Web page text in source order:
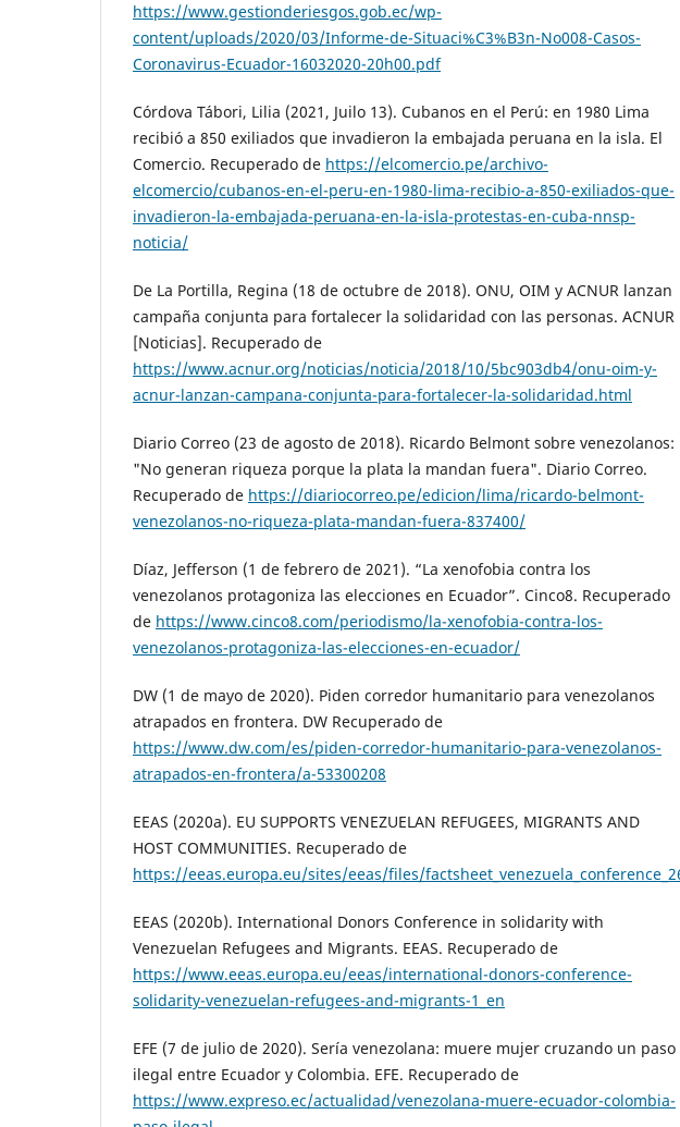
https://www.gestionderiesgos.gob.ec/wp-
content/uploads/2020/03/Informe-de-Situaci%C3%B3n-No008-Casos-
Coronavirus-Ecuador-16032020-20h00.pdf
Córdova Tábori, Lilia (2021, Juilo 13). Cubanos en el Perú: en 1980 Lima
recibió a 850 exiliados que invadieron la embajada peruana en la isla. El
Comercio. Recuperado de https://elcomercio.pe/archivo-
elcomercio/cubanos-en-el-peru-en-1980-lima-recibio-a-850-exiliados-que-
invadieron-la-embajada-peruana-en-la-isla-protestas-en-cuba-nnsp-
noticia/
De La Portilla, Regina (18 de octubre de 2018). ONU, OIM y ACNUR lanzan
campaña conjunta para fortalecer la solidaridad con las personas. ACNUR
[Noticias]. Recuperado de
https://www.acnur.org/noticias/noticia/2018/10/5bc903db4/onu-oim-y-
acnur-lanzan-campana-conjunta-para-fortalecer-la-solidaridad.html
Diario Correo (23 de agosto de 2018). Ricardo Belmont sobre venezolanos:
"No generan riqueza porque la plata la mandan fuera". Diario Correo.
Recuperado de https://diariocorreo.pe/edicion/lima/ricardo-belmont-
venezolanos-no-riqueza-plata-mandan-fuera-837400/
Díaz, Jefferson (1 de febrero de 2021). “La xenofobia contra los
venezolanos protagoniza las elecciones en Ecuador”. Cinco8. Recuperado
de https://www.cinco8.com/periodismo/la-xenofobia-contra-los-
venezolanos-protagoniza-las-elecciones-en-ecuador/
DW (1 de mayo de 2020). Piden corredor humanitario para venezolanos
atrapados en frontera. DW Recuperado de
https://www.dw.com/es/piden-corredor-humanitario-para-venezolanos-
atrapados-en-frontera/a-53300208
EEAS (2020a). EU SUPPORTS VENEZUELAN REFUGEES, MIGRANTS AND
HOST COMMUNITIES. Recuperado de
https://eeas.europa.eu/sites/eeas/files/
EEAS (2020b). International Donors Conference in solidarity with
Venezuelan Refugees and Migrants. EEAS. Recuperado de
https://www.eeas.europa.eu/eeas/international-donors-conference-
solidarity-venezuelan-refugees-and-migrants-1_en
EFE (7 de julio de 2020). Sería venezolana: muere mujer cruzando un paso
ilegal entre Ecuador y Colombia. EFE. Recuperado de
https://www.expreso.ec/actualidad/venezolana-muere-ecuador-colombia-